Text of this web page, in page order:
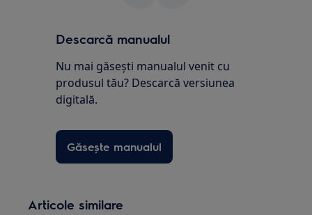
Descarcă manualul
Nu mai găsești manualul venit cu
produsul tău? Descarcă versiunea
digitală.
Găsește manualul
Articole similare